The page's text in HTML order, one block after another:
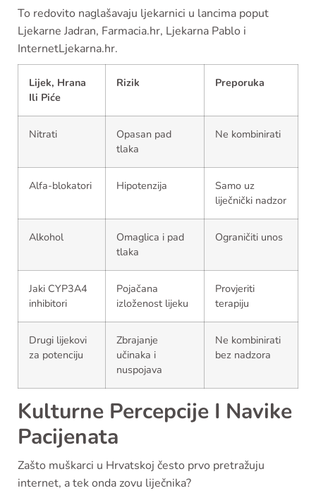
To redovito naglašavaju ljekarnici u lancima poput
Ljekarne Jadran, Farmacia.hr, Ljekarna Pablo i
InternetLjekarna.hr.
Lijek, Hrana
Ili Piće
Rizik Preporuka
Nitrati
Opasan pad
tlaka
Ne kombinirati
Alfa-blokatori Hipotenzija
Samo uz
liječnički nadzor
Alkohol
Omaglica i pad
tlaka
Ograničiti unos
Jaki CYP3A4
inhibitori
Pojačana
izloženost lijeku
Provjeriti
terapiju
Drugi lijekovi
za potenciju
Zbrajanje
učinaka i
nuspojava
Ne kombinirati
bez nadzora
Kulturne Percepcije I Navike
Pacijenata
Zašto muškarci u Hrvatskoj često prvo pretražuju
internet, a tek onda zovu liječnika?